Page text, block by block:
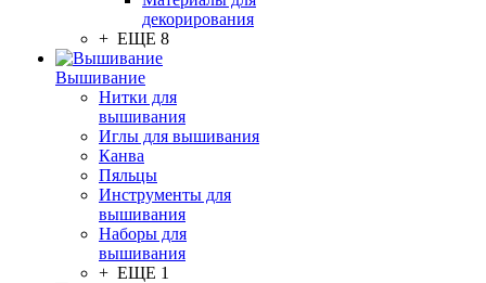
декорирования
+ ЕЩЕ 8
Вышивание
Нитки для
вышивания
Иглы для вышивания
Канва
Пяльцы
Инструменты для
вышивания
Наборы для
вышивания
+ ЕЩЕ 1